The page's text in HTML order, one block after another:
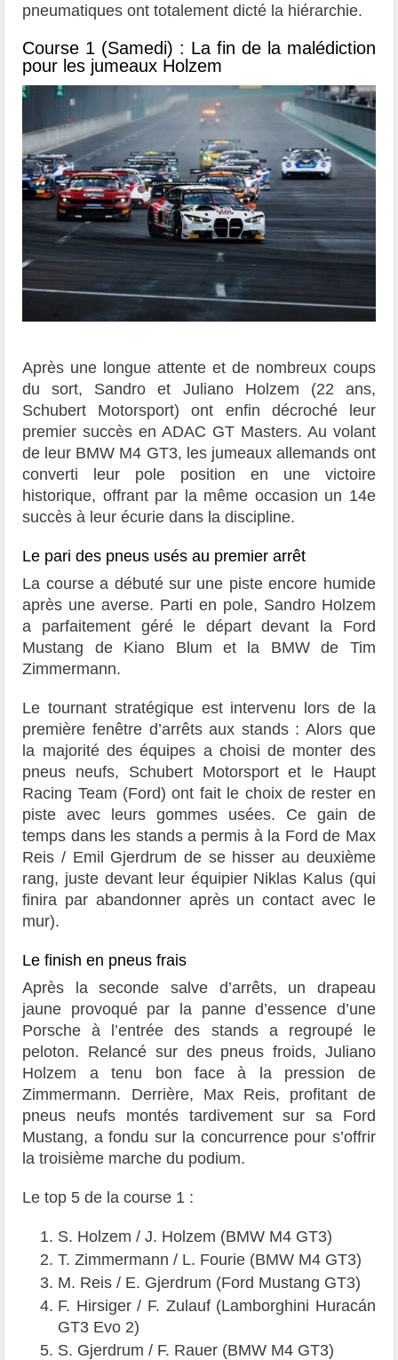
pneumatiques ont totalement dicté la hiérarchie.
Course 1 (Samedi) : La fin de la malédiction
pour les jumeaux Holzem
Après une longue attente et de nombreux coups
du sort, Sandro et Juliano Holzem (22 ans,
Schubert Motorsport) ont enfin décroché leur
premier succès en ADAC GT Masters. Au volant
de leur BMW M4 GT3, les jumeaux allemands ont
converti leur pole position en une victoire
historique, offrant par la même occasion un 14e
succès à leur écurie dans la discipline.
Le pari des pneus usés au premier arrêt
La course a débuté sur une piste encore humide
après une averse. Parti en pole, Sandro Holzem
a parfaitement géré le départ devant la Ford
Mustang de Kiano Blum et la BMW de Tim
Zimmermann.
Le tournant stratégique est intervenu lors de la
première fenêtre d’arrêts aux stands : Alors que
la majorité des équipes a choisi de monter des
pneus neufs, Schubert Motorsport et le Haupt
Racing Team (Ford) ont fait le choix de rester en
piste avec leurs gommes usées. Ce gain de
temps dans les stands a permis à la Ford de Max
Reis / Emil Gjerdrum de se hisser au deuxième
rang, juste devant leur équipier Niklas Kalus (qui
finira par abandonner après un contact avec le
mur).
Le finish en pneus frais
Après la seconde salve d’arrêts, un drapeau
jaune provoqué par la panne d’essence d’une
Porsche à l’entrée des stands a regroupé le
peloton. Relancé sur des pneus froids, Juliano
Holzem a tenu bon face à la pression de
Zimmermann. Derrière, Max Reis, profitant de
pneus neufs montés tardivement sur sa Ford
Mustang, a fondu sur la concurrence pour s’offrir
la troisième marche du podium.
Le top 5 de la course 1 :
S. Holzem / J. Holzem (BMW M4 GT3)
T. Zimmermann / L. Fourie (BMW M4 GT3)
M. Reis / E. Gjerdrum (Ford Mustang GT3)
F. Hirsiger / F. Zulauf (Lamborghini Huracán
GT3 Evo 2)
S. Gjerdrum / F. Rauer (BMW M4 GT3)